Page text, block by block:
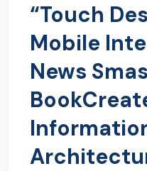
“Touch
Mobile
News